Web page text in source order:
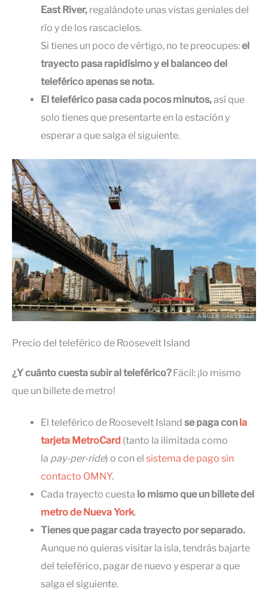
East River, regalándote unas vistas geniales del
río y de los rascacielos.
Si tienes un poco de vértigo, no te preocupes:el
trayecto pasa rapidísimo y el balanceo del
teleférico apenas se nota.
El teleférico pasa cada pocos minutos,así que
solo tienes que presentarte en la estación y
esperar a que salga el siguiente.
Precio del teleférico de Roosevelt Island
¿Y cuánto cuesta subir al teleférico?Fácil: ¡lo mismo
que un billete de metro!
El teleférico de Roosevelt Island se paga con la
tarjeta MetroCard (tanto la ilimitada como
la pay-per-ride) o con el sistema de pago sin
contacto OMNY.
Cada trayecto cuesta lo mismo que un billete del
metro de Nueva York.
Tienes que pagar cada trayecto por separado.
Aunque no quieras visitar la isla, tendrás bajarte
del teleférico, pagar de nuevo y esperar a que
salga el siguiente.